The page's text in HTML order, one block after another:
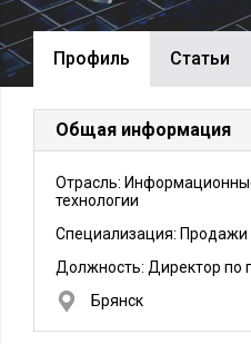
Профиль Cтатьи
Общая информация
Отрасль:
технологии
Специализация: Продажи
Должность: Директор по
Брянск